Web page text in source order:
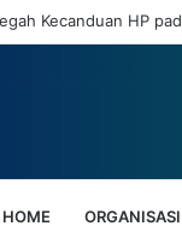
Kecanduan HP
HOME ORGANISASI